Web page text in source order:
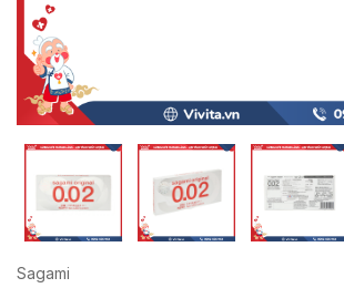
Sagami